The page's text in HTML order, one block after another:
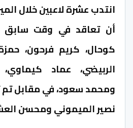
انتدب عشرة لاعبين خلال
أن تعاقد في وقت
كوحال، كريم فرحون،
الربيضي، عماد
ومحمد سعود، في مقابل تم
نصير الميموني ومحسن